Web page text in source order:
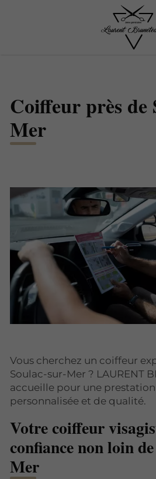
Coiffeur près de
Mer
Vous cherchez un coiffeur
Soulac-sur-Mer ? LAURENT
accueille pour une
personnalisée et de qualité.
Votre coiffeur
confiance non loin
Mer